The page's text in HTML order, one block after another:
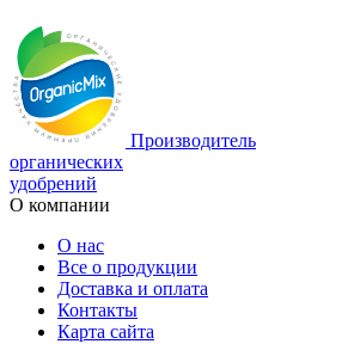
Производитель
органических
удобрений
О компании
О нас
Все о продукции
Доставка и оплата
Контакты
Карта сайта